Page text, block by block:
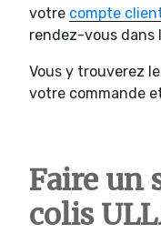
votre compte
rendez-vous dans
Vous y trouverez
votre commande
Faire un
colis